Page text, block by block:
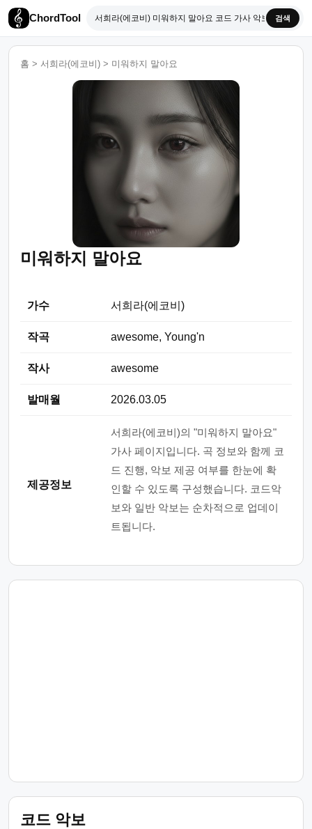
ChordTool 검색
홈 > 서희라(에코비) > 미워하지 말아요
미워하지 말아요
가수 서희라(에코비)
작곡 awesome, Young'n
작사 awesome
발매월 2026.03.05
제공정보
서희라(에코비)의 "미워하지 말아요"
가사 페이지입니다. 곡 정보와 함께 코
드 진행, 악보 제공 여부를 한눈에 확
인할 수 있도록 구성했습니다. 코드악
보와 일반 악보는 순차적으로 업데이
트됩니다.
코드 악보